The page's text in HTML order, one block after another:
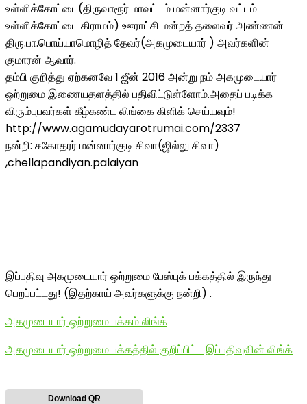
உள்ளிக்கோட்டை(திருவாரூர் மாவட்டம் மன்னார்குடி வட்டம்
உள்ளிக்கோட்டை கிராமம்) ஊராட்சி மன்றத் தலைவர் அண்ணன்
திரு.பா.பொய்யாமொழித் தேவர்(அகமுடையார் ) அவர்களின்
குமாரன் ஆவார்.
தம்பி குறித்து ஏற்கனவே 1 ஜீன் 2016 அன்று நம் அகமுடையார்
ஒற்றுமை இணையதளத்தில் பதிவிட்டுள்ளோம்.அதைப் படிக்க
விரும்புபவர்கள் கீழ்கண்ட லிங்கை கிளிக் செய்யவும்!
http://www.agamudayarotrumai.com/2337
நன்றி: சகோதரர் மன்னார்குடி சிவா(ஜில்லு சிவா)
,chellapandiyan.palaiyan
இப்பதிவு அகமுடையார் ஒற்றுமை பேஸ்புக் பக்கத்தில் இருந்து
பெறப்பட்டது! (இதற்காய் அவர்களுக்கு நன்றி) .
அகமுடையார் ஒற்றுமை பக்கம் லிங்க்
அகமுடையார் ஒற்றுமை பக்கத்தில் குறிப்பிட்ட இப்பதிவுவின் லிங்க்
Download QR